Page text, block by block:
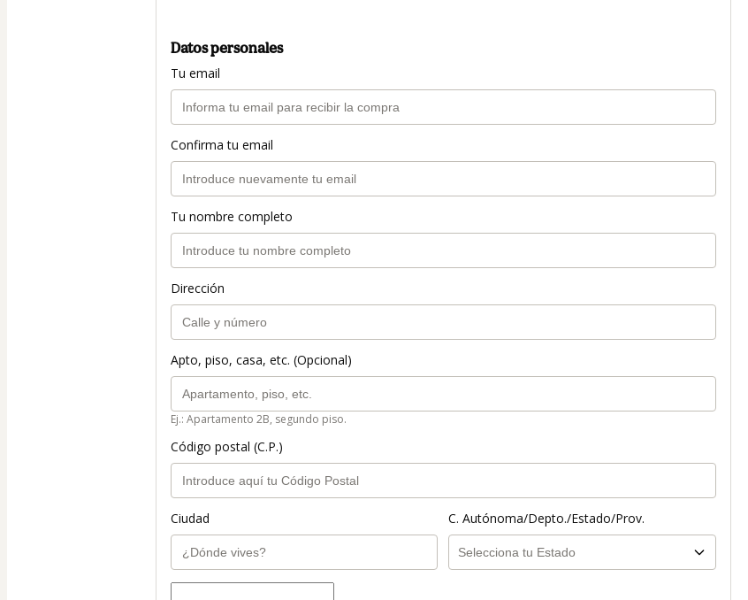
Datos personales
Tu email
Confirma tu email
Tu nombre completo
Dirección
Apto, piso, casa, etc. (Opcional)
Ej.: Apartamento 2B, segundo piso.
Código postal (C.P.)
Ciudad C. Autónoma/Depto./Estado/Prov.